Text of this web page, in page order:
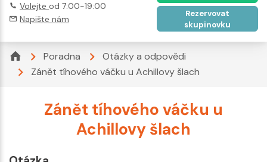
Volejte od 7:00-19:00
Napište nám
Rezervovat
skupinovku
Poradna
Otázky a odpovědi
Zánět tíhového váčku u Achillovy šlach
Zánět tíhového váčku u
Achillovy šlach